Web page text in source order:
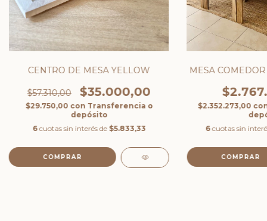
CENTRO DE MESA YELLOW
$57.310,00 $35.000,00
$29.750,00 con Transferencia o
depósito
6 cuotas sin interés de $5.833,33
MESA
$2.352.273,00
6 cuotas sin